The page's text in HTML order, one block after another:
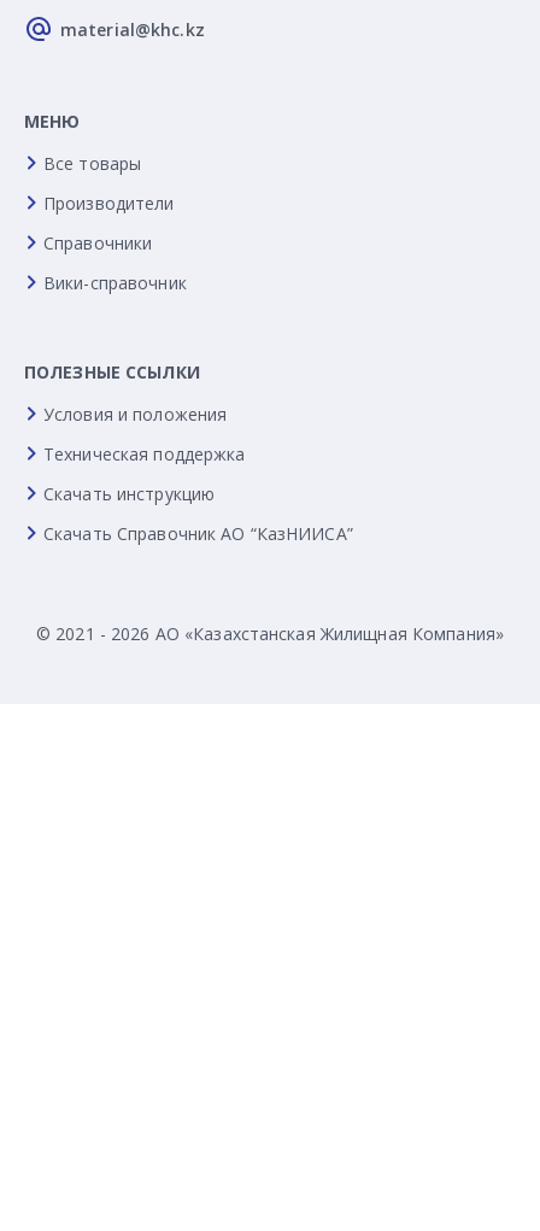
material@khc.kz
МЕНЮ
Все товары
Производители
Справочники
Вики-справочник
ПОЛЕЗНЫЕ ССЫЛКИ
Условия и положения
Техническая поддержка
Скачать инструкцию
Скачать Справочник АО “КазНИИСА”
© 2021 - 2026 АО «Казахстанская Жилищная Компания»